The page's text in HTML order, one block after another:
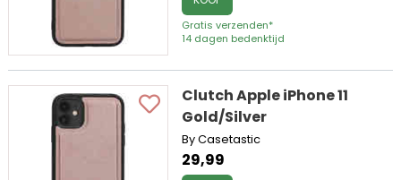
Gratis verzenden*
14 dagen bedenktijd
Clutch Apple iPhone 11
Gold/Silver
By Casetastic
29,99